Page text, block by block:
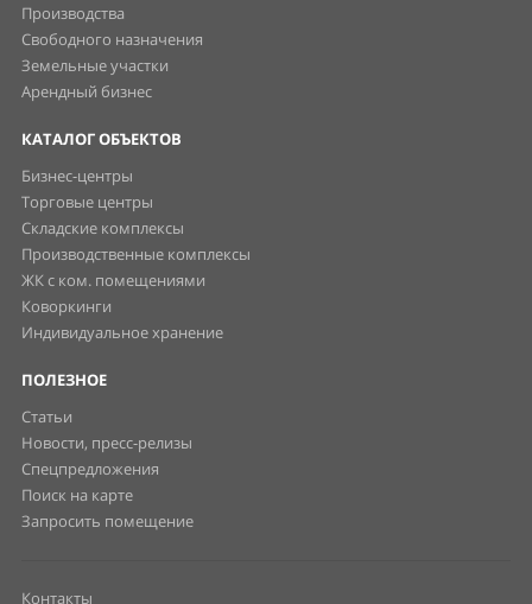
Производства
Свободного назначения
Земельные участки
Арендный бизнес
КАТАЛОГ ОБЪЕКТОВ
Бизнес-центры
Торговые центры
Складские комплексы
Производственные комплексы
ЖК с ком. помещениями
Коворкинги
Индивидуальное хранение
ПОЛЕЗНОЕ
Статьи
Новости, пресс-релизы
Спецпредложения
Поиск на карте
Запросить помещение
Контакты